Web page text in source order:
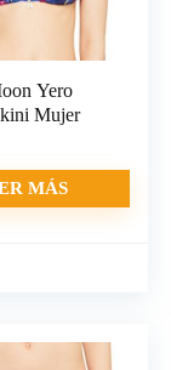
Yero
Mujer
MÁS